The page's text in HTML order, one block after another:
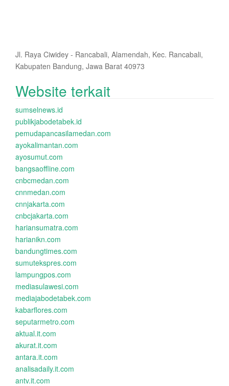
Jl. Raya Ciwidey - Rancabali, Alamendah, Kec. Rancabali,
Kabupaten Bandung, Jawa Barat 40973
Website terkait
sumselnews.id
publikjabodetabek.id
pemudapancasilamedan.com
ayokalimantan.com
ayosumut.com
bangsaoffline.com
cnbcmedan.com
cnnmedan.com
cnnjakarta.com
cnbcjakarta.com
hariansumatra.com
harianikn.com
bandungtimes.com
sumutekspres.com
lampungpos.com
mediasulawesi.com
mediajabodetabek.com
kabarflores.com
seputarmetro.com
aktual.it.com
akurat.it.com
antara.it.com
analisadaily.it.com
antv.it.com